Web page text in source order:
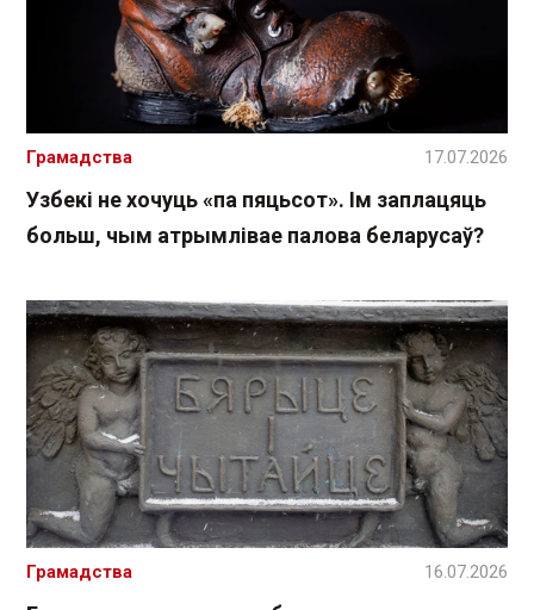
Узбекі не хочуць «па пяцьсот». Ім заплацяць
больш, чым атрымлівае палова беларусаў?
Грамадства 17.07.2026
Грамадства 16.07.2026